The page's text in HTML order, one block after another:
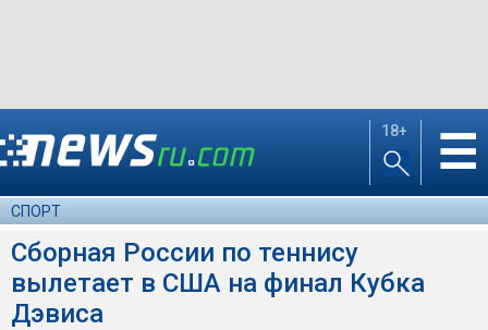
18+ ☰
СПОРТ
Сборная России по теннису
вылетает в США на финал Кубка
Дэвиса